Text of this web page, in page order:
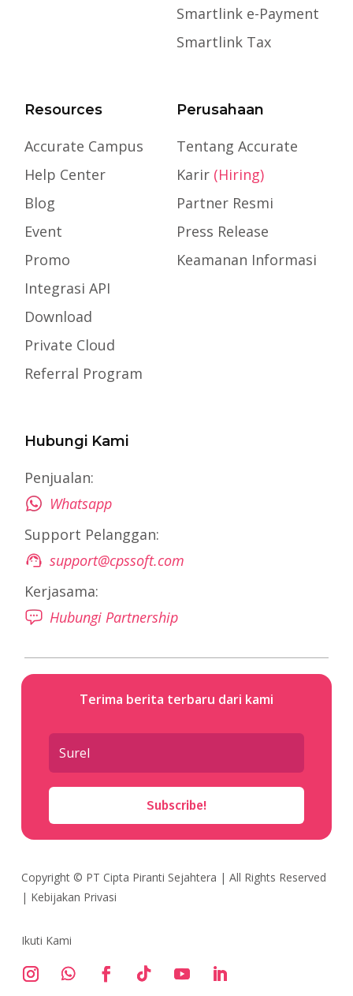
Smartlink e-Payment
Smartlink Tax
Resources
Accurate Campus
Help Center
Blog
Event
Promo
Integrasi API
Download
Private Cloud
Referral Program
Perusahaan
Tentang Accurate
Karir (Hiring)
Partner Resmi
Press Release
Keamanan Informasi
Hubungi Kami
Penjualan:
Whatsapp
Support Pelanggan:
support@cpssoft.com
Kerjasama:
Hubungi Partnership
Terima berita terbaru dari kami
Subscribe!
Copyright © PT Cipta Piranti Sejahtera | All Rights Reserved
| Kebijakan Privasi
Ikuti Kami